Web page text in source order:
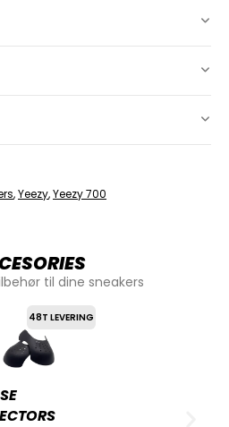
,Yeezy,Yeezy 700
til dine sneakers
48T LEVERING